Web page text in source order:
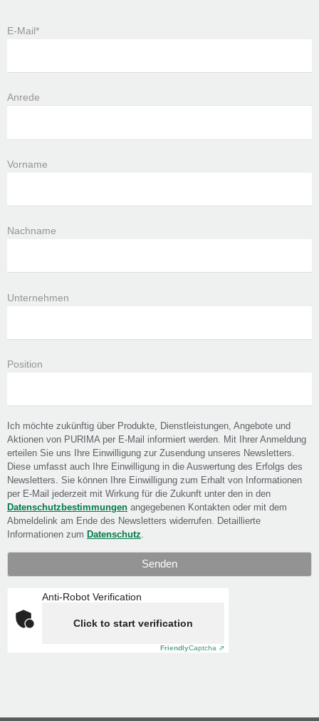
E-Mail*
Anrede
Vorname
Nachname
Unternehmen
Position
Ich möchte zukünftig über Produkte, Dienstleistungen, Angebote und
Aktionen von PURIMA per E-Mail informiert werden. Mit Ihrer Anmeldung
erteilen Sie uns Ihre Einwilligung zur Zusendung unseres Newsletters.
Diese umfasst auch Ihre Einwilligung in die Auswertung des Erfolgs des
Newsletters. Sie können Ihre Einwilligung zum Erhalt von Informationen
per E-Mail jederzeit mit Wirkung für die Zukunft unter den in den
Datenschutzbestimmungen angegebenen Kontakten oder mit dem
Abmeldelink am Ende des Newsletters widerrufen. Detaillierte
Informationen zum Datenschutz
Anti-Robot Verification
Click to start verification
FriendlyCaptcha ⇗